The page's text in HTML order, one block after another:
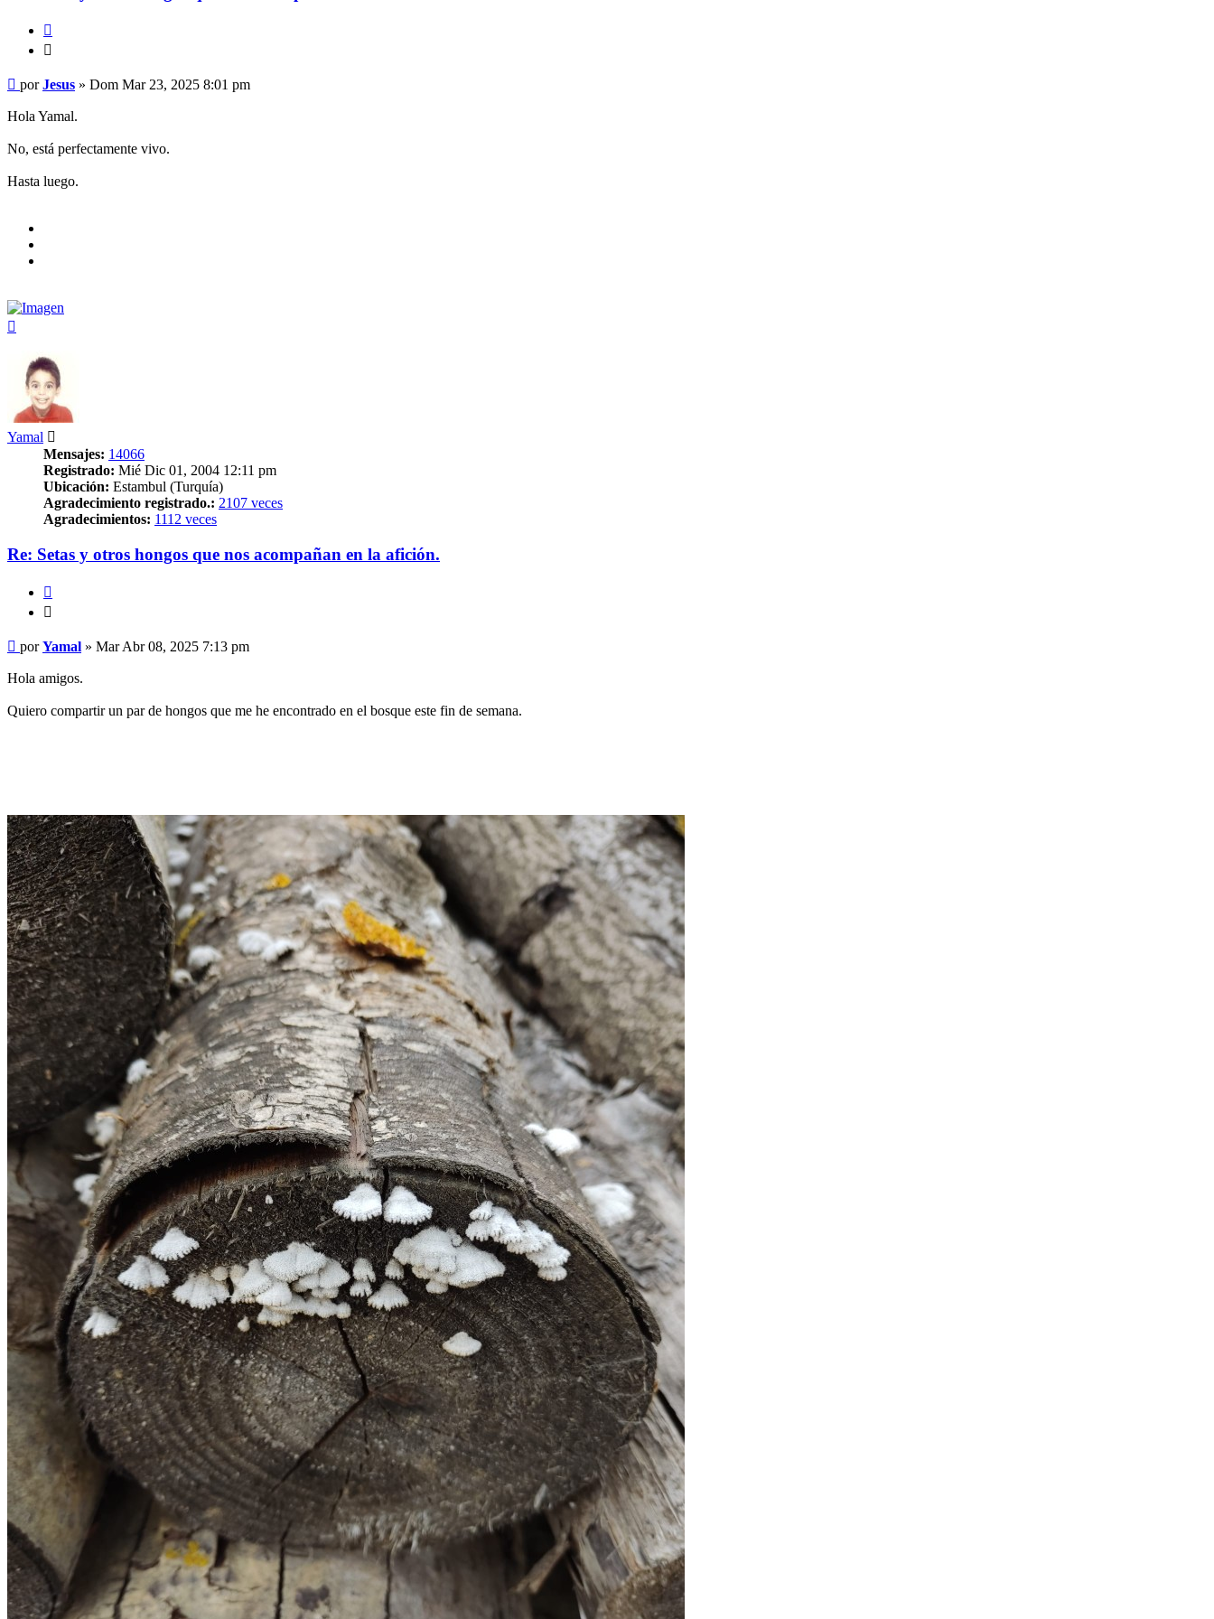
Mensaje
porJesus » Dom Mar 23, 2025 8:01 pm
Hola Yamal.
No, está perfectamente vivo.
Hasta luego.
Yamal
Mensajes: 14066
Registrado: Mié Dic 01, 2004 12:11 pm
Ubicación: Estambul (Turquía)
Agradecimiento registrado.: 2107 veces
Agradecimientos: 1112 veces
Re: Setas y otros hongos que nos acompañan en la afición.
Mensaje
porYamal » Mar Abr 08, 2025 7:13 pm
Hola amigos.
Quiero compartir un par de hongos que me he encontrado en el bosque este fin de semana.